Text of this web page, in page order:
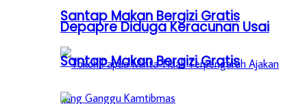
Santap Makan Bergizi Gratis
Depapre Diduga Keracunan Usai
Santap Makan Bergizi Gratis